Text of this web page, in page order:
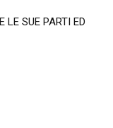
LE SUE PARTI ED